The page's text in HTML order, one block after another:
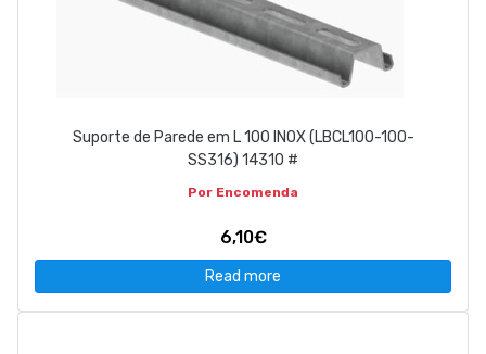
Suporte de Parede em L 100 INOX (LBCL100-100-
SS316) 14310 #
Por Encomenda
6,10€
Read more